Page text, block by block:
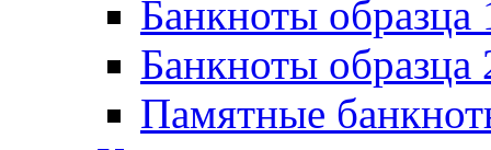
Банкноты
Банкноты образца
Памятные